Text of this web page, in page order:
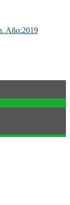
Año:2019